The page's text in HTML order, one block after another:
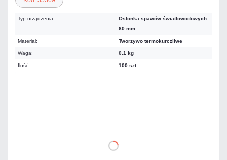
Typ urządzenia:
Osłonka spawów światłowodowych
60 mm
Materiał: Tworzywo termokurczliwe
Waga: 0.1 kg
Ilość: 100 szt.
DO KOSZYKA